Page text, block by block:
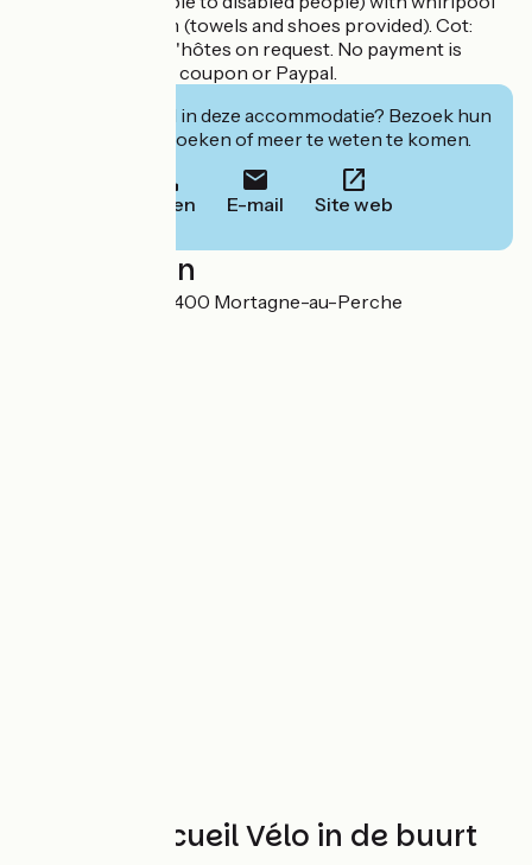
bath and hammam (towels and shoes provided). Cot:
€10/night. Table d'hôtes on request. No payment is
requested by PCS coupon or Paypal.
Geïnteresseerd in deze accommodatie? Bezoek hun
website om te boeken of meer te weten te komen.
Bellen E-mail Site web
Localisation
Le Gros Chêne 61400 Mortagne-au-Perche
Andere Accueil Vélo in de buurt